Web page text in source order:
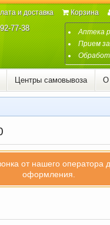
77-38 Аптека
Прием
и доставка Корзина
Центры самовывоза О
от нашего оператора
оформления.